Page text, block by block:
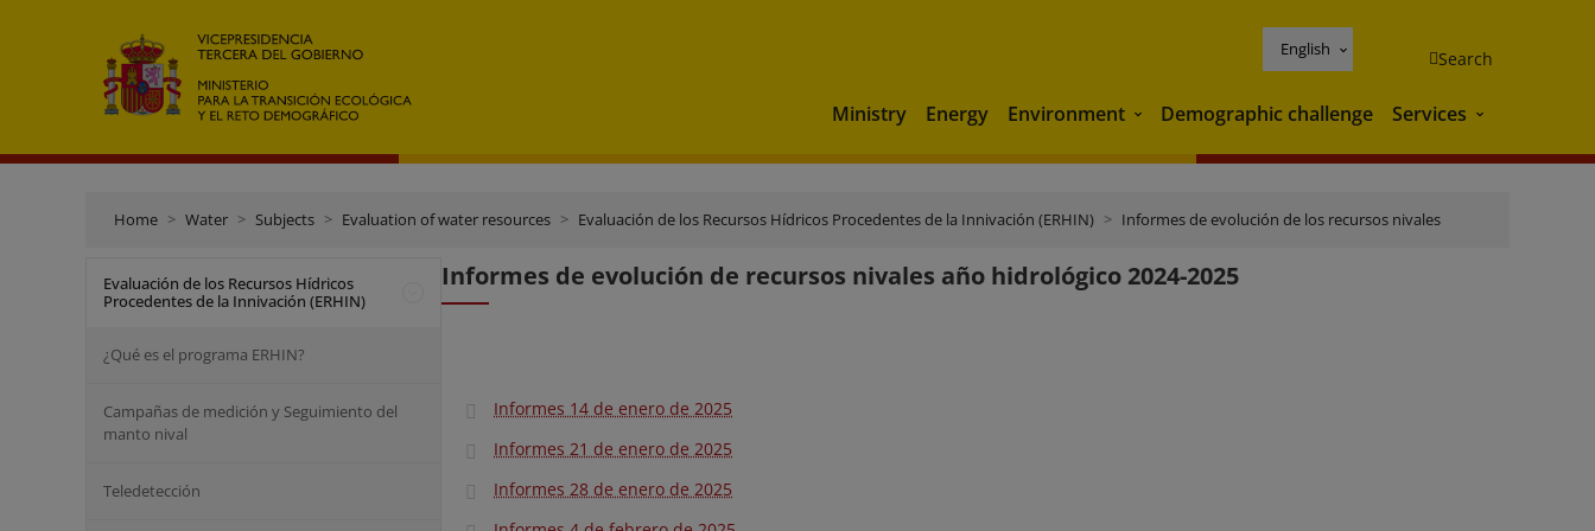
English Search
Ministry Energy Environment Environment
Demographic challenge Services Services
Home Water Subjects Evaluation of water resources Evaluación de los Recursos Hídricos Procedentes de la Innivación (ERHIN) Informes de evolución de los recursos nivales
Evaluación de los Recursos Hídricos
Procedentes de la Innivación (ERHIN)
¿Qué es el programa ERHIN?
Campañas de medición y Seguimiento del
manto nival
Teledetección
Informes de evolución de recursos nivales año hidrológico 2024-2025
Informes 14 de enero de 2025
Informes 21 de enero de 2025
Informes 28 de enero de 2025